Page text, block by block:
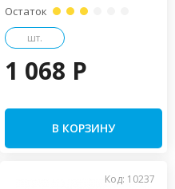
Остаток
шт.
1 068 P
В КОРЗИНУ
Код: 10237